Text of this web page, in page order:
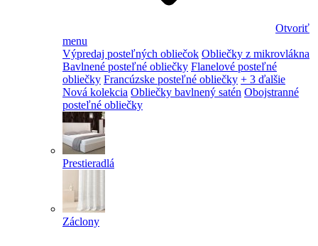
Otvoriť
menu
Výpredaj posteľných obliečok Obliečky z mikrovlákna
Bavlnené posteľné obliečky Flanelové posteľné
obliečky Francúzske posteľné obliečky + 3 ďalšie
Nová kolekcia Obliečky bavlnený satén Obojstranné
posteľné obliečky
Prestieradlá
Záclony